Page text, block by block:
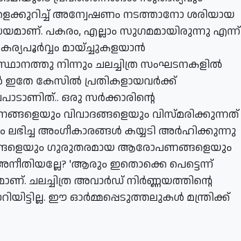
അന്വേഷണം നടത്താനോ ശരിയായ
പകരം, എല്ലാം സുഗമമായിരുന്നു എന്ന്
മായ്ച്ചുകളയാന്‍
നിന്നും ചലച്ചിത്ര സംഘടനകളില്‍
കേസില്‍ പ്രതികളായവര്‍ക്ക്
ഒരു സര്‍ക്കാരിന്റെ
വിവാദങ്ങളെയും വിസ്മരിക്കുന്നത്
ലഭിച്ച അംഗീകാരങ്ങള്‍ കയ്യടി അര്‍ഹിക്കുന്നു
ഗുരുതരമായ ആരോപണങ്ങളെയും
'ആരും ഇതൊക്കെ പെട്ടെന്ന്
ചലച്ചിത്ര അവാര്‍ഡ് നിര്‍ണ്ണയത്തിന്റെ
ഈ ഓര്‍മ്മപ്പെടുത്തലുകള്‍ മന്ത്രിക്ക്